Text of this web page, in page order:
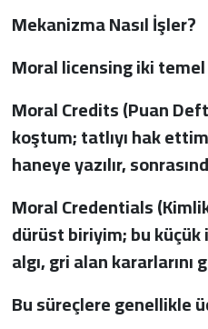
Mekanizma Nasıl İşler?
Moral licensing iki
Moral Credits (Puan
koştum; tatlıyı hak
haneye yazılır,
Moral Credentials
dürüst biriyim; bu
algı, gri alan
Bu süreçlere genellikle